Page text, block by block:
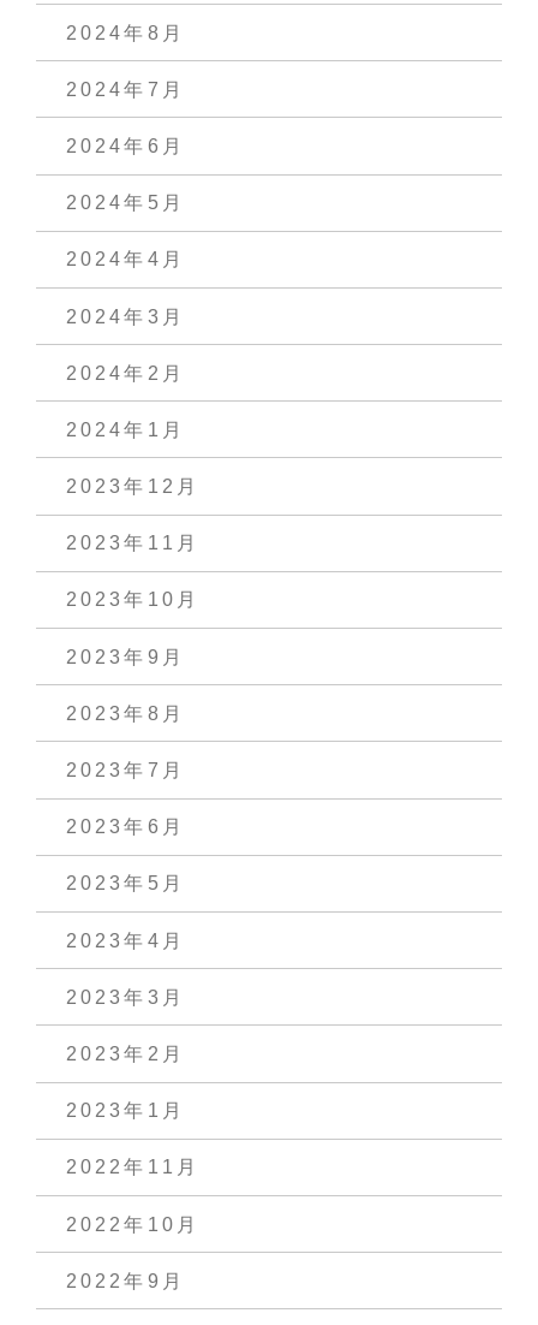
2024年8月
2024年7月
2024年6月
2024年5月
2024年4月
2024年3月
2024年2月
2024年1月
2023年12月
2023年11月
2023年10月
2023年9月
2023年8月
2023年7月
2023年6月
2023年5月
2023年4月
2023年3月
2023年2月
2023年1月
2022年11月
2022年10月
2022年9月